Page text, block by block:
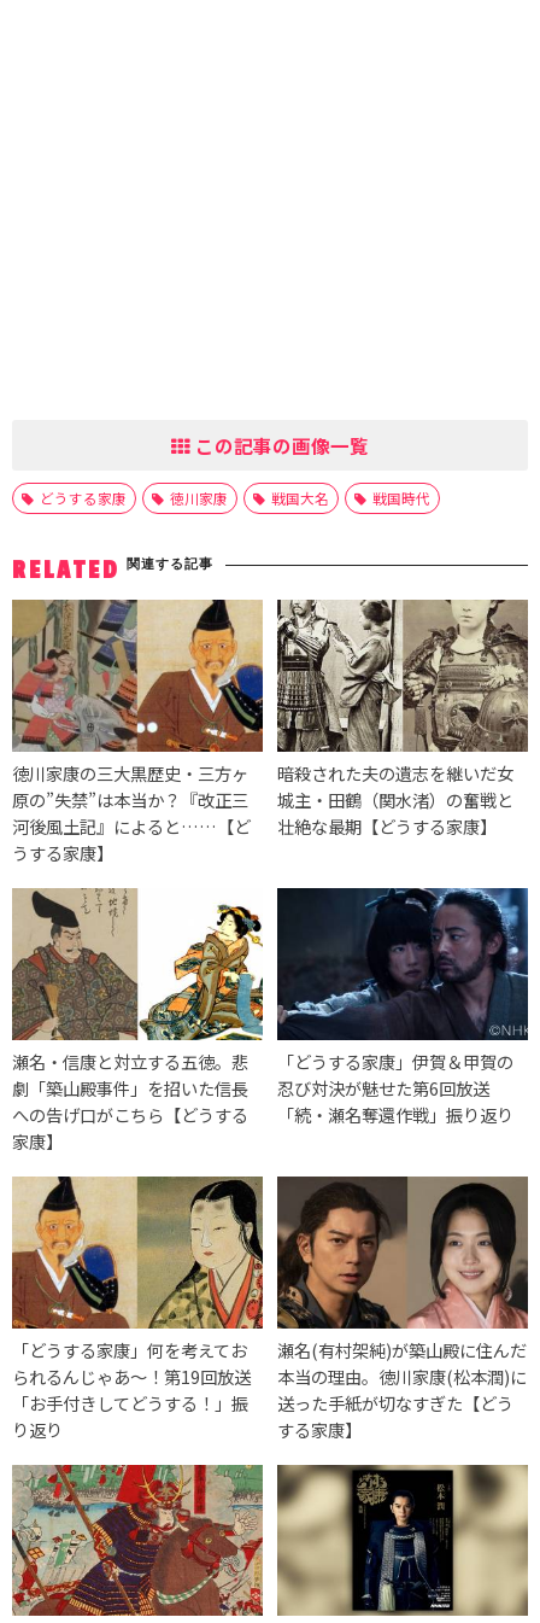
この記事の画像一覧
どうする家康 徳川家康 戦国大名 戦国時代
RELATED 関連する記事
徳川家康の三大黒歴史・三方ヶ
原の”失禁”は本当か？『改正三
河後風土記』によると……【ど
うする家康】
暗殺された夫の遺志を継いだ女
城主・田鶴（関水渚）の奮戦と
壮絶な最期【どうする家康】
瀬名・信康と対立する五徳。悲
劇「築山殿事件」を招いた信長
への告げ口がこちら【どうする
家康】
「どうする家康」伊賀＆甲賀の
忍び対決が魅せた第6回放送
「続・瀬名奪還作戦」振り返り
「どうする家康」何を考えてお
られるんじゃあ～！第19回放送
「お手付きしてどうする！」振
り返り
瀬名(有村架純)が築山殿に住んだ
本当の理由。徳川家康(松本潤)に
送った手紙が切なすぎた【どう
する家康】